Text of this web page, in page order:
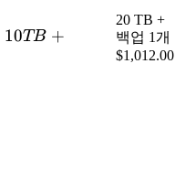
10TB +
20 TB +
백업 1개
$1,012.00